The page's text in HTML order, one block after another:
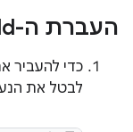
העברת ה-build לזיכרון הפלאש
כדי להעביר
לבטל את